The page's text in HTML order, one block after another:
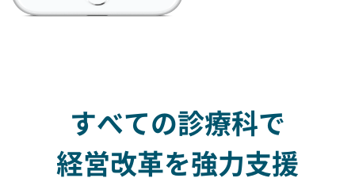
すべての診療科で
経営改革を強力支援